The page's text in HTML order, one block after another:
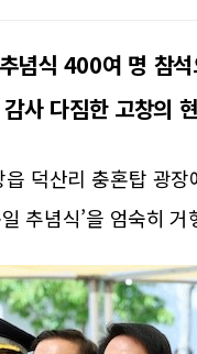
념식 400여 명 참
사 다짐한 고창의
덕산리 충혼탑 광
추념식’을 엄숙히 거